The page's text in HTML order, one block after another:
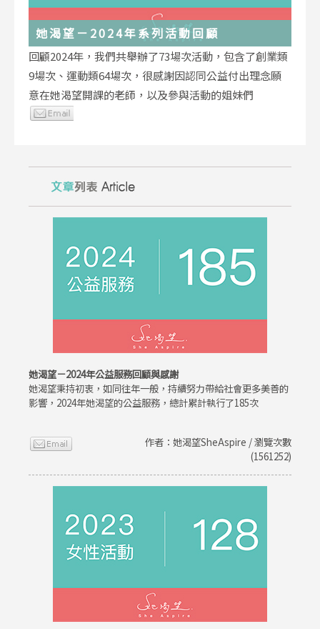
她渴望－2024年系列活動回顧
回顧2024年，我們共舉辦了73場次活動，包含了創業類
9場次、運動類64場次，很感謝因認同公益付出理念願
意在她渴望開課的老師，以及參與活動的姐妹們
她渴望－2024年公益服務回顧與感謝
她渴望秉持初衷，如同往年一般，持續努力帶給社會更多美善的
影響，2024年她渴望的公益服務，總計累計執行了185次
作者：她渴望SheAspire / 瀏覽次數
(1561252)